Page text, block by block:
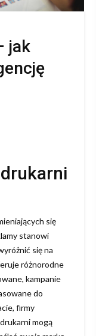
jak
się
stanowi
się na
różnorodne
kampanie
do
firmy
mogą